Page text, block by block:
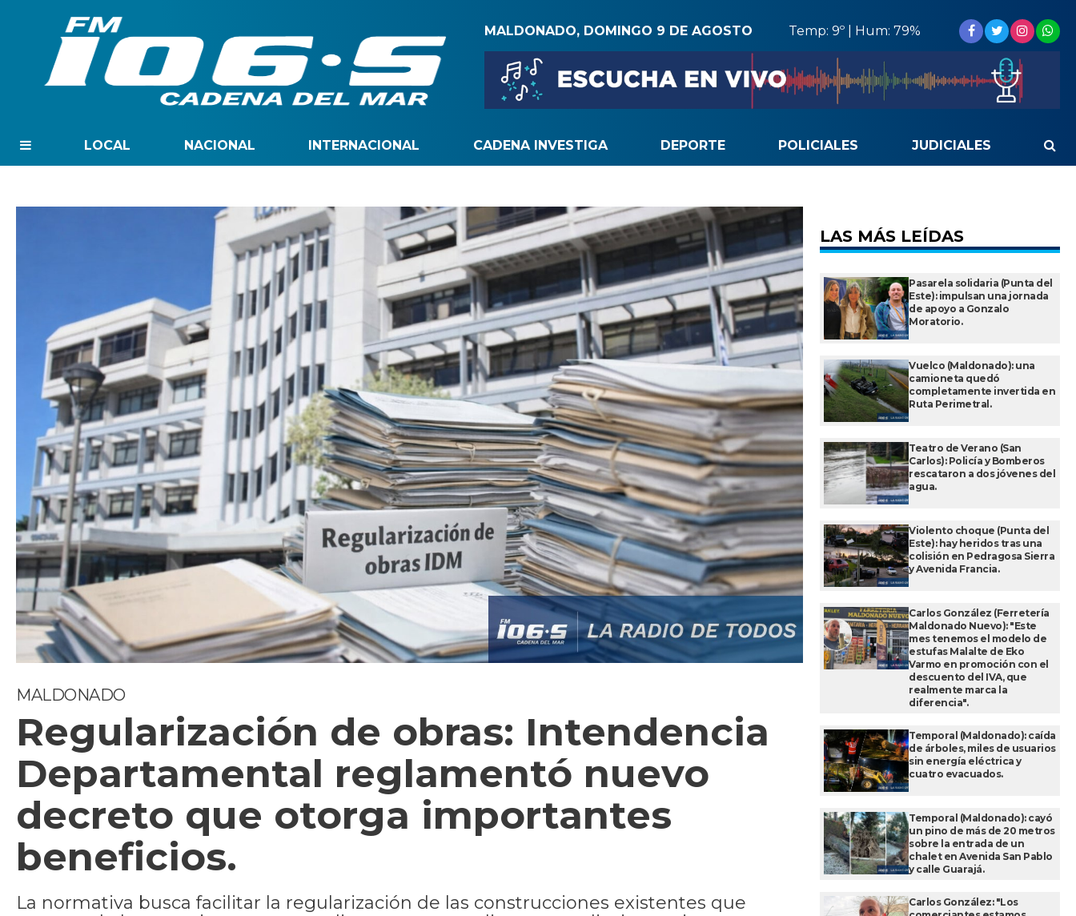
MALDONADO, DOMINGO 9 DE AGOSTO Temp: 9º | Hum: 79%
LOCAL NACIONAL INTERNACIONAL CADENA INVESTIGA DEPORTE POLICIALES JUDICIALES
MALDONADO
Regularización de obras: Intendencia
Departamental reglamentó nuevo
decreto que otorga importantes
beneficios.
La normativa busca facilitar la regularización de las construcciones existentes que
LAS MÁS LEÍDAS
Pasarela solidaria (Punta del
Este): impulsan una jornada
de apoyo a Gonzalo
Moratorio.
Vuelco (Maldonado): una
camioneta quedó
completamente invertida en
Ruta Perimetral.
Teatro de Verano (San
Carlos): Policía y Bomberos
rescataron a dos jóvenes del
agua.
Violento choque (Punta del
Este): hay heridos tras una
colisión en Pedragosa Sierra
y Avenida Francia.
Carlos González (Ferretería
Maldonado Nuevo): "Este
mes tenemos el modelo de
estufas Malalte de Eko
Varmo en promoción con el
descuento del IVA, que
realmente marca la
diferencia".
Temporal (Maldonado): caída
de árboles, miles de usuarios
sin energía eléctrica y
cuatro evacuados.
Temporal (Maldonado): cayó
un pino de más de 20 metros
sobre la entrada de un
chalet en Avenida San Pablo
y calle Guarajá.
Carlos González: "Los